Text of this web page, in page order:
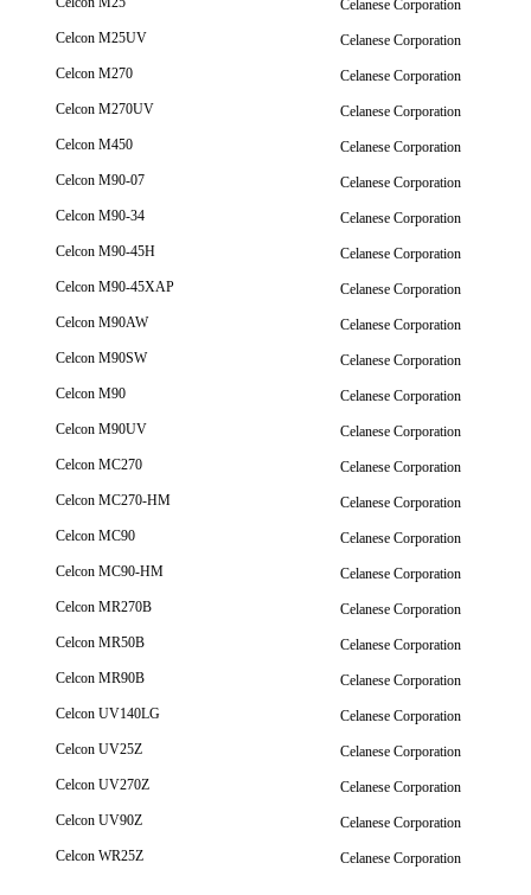
Celanese Corporation
Celcon M25UV
Celanese Corporation
Celcon M270
Celanese Corporation
Celcon M270UV
Celanese Corporation
Celcon M450
Celanese Corporation
Celcon M90-07
Celanese Corporation
Celcon M90-34
Celanese Corporation
Celcon M90-45H
Celanese Corporation
Celcon M90-45XAP
Celanese Corporation
Celcon M90AW
Celanese Corporation
Celcon M90SW
Celanese Corporation
Celcon M90
Celanese Corporation
Celcon M90UV
Celanese Corporation
Celcon MC270
Celanese Corporation
Celcon MC270-HM
Celanese Corporation
Celcon MC90
Celanese Corporation
Celcon MC90-HM
Celanese Corporation
Celcon MR270B
Celanese Corporation
Celcon MR50B
Celanese Corporation
Celcon MR90B
Celanese Corporation
Celcon UV140LG
Celanese Corporation
Celcon UV25Z
Celanese Corporation
Celcon UV270Z
Celanese Corporation
Celcon UV90Z
Celanese Corporation
Celcon WR25Z
Celanese Corporation